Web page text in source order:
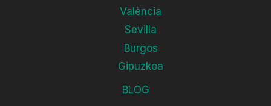
València
Sevilla
Burgos
Gipuzkoa
BLOG